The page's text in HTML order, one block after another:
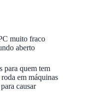
muito fraco
aberto
para quem tem
em máquinas
causar